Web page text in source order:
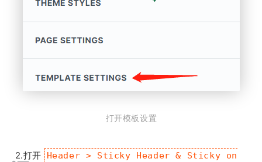
打开模板设置
2.打开
Header > Sticky Header & Sticky on